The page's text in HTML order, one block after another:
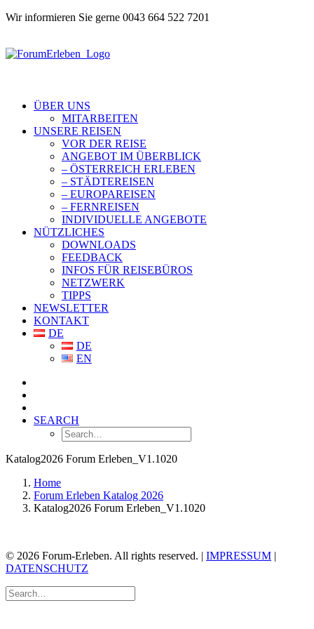
Wir informieren Sie gerne 0043 664 522 7201
ÜBER UNS
MITARBEITEN
UNSERE REISEN
VOR DER REISE
ANGEBOT IM ÜBERBLICK
– ÖSTERREICH ERLEBEN
– STÄDTEREISEN
– EUROPAREISEN
– FERNREISEN
INDIVIDUELLE ANGEBOTE
NÜTZLICHES
DOWNLOADS
FEEDBACK
INFOS FÜR REISEBÜROS
NETZWERK
TIPPS
NEWSLETTER
KONTAKT
DE
DE
EN
SEARCH
Katalog2026 Forum Erleben_V1.1020
Home
Forum Erleben Katalog 2026
Katalog2026 Forum Erleben_V1.1020
© 2026 Forum-Erleben. All rights reserved. | IMPRESSUM |
DATENSCHUTZ